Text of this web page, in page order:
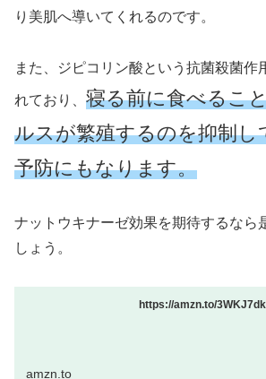
り美肌へ導いてくれるのです。
また、ジピコリン酸という抗菌殺菌作
れており、 寝る前に食べるこ
ルスが繁殖するのを抑制し
予防にもなります。
ナットウキナーゼ効果を期待するなら
しょう。
https://amzn.to/3WKJ7dk
amzn.to